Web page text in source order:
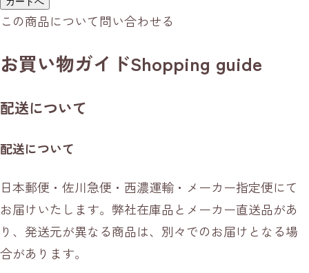
この商品について問い合わせる
お買い物ガイドShopping guide
配送について
配送について
日本郵便・佐川急便・西濃運輸・メーカー指定便にて
お届けいたします。弊社在庫品とメーカー直送品があ
り、発送元が異なる商品は、別々でのお届けとなる場
合があります。